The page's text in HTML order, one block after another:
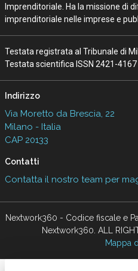
Imprenditoriale. Ha la missione di
imprenditoriale nelle imprese e
Testata registrata al Tribunale di
Testata scientifica ISSN 2421-4167
Indirizzo
Via Moretto da Brescia, 22
Milano - Italia
CAP 20133
Contatti
Contatta il nostro team per
Nextwork360 - Codice fiscale e
Nextwork360. ALL
Mappa